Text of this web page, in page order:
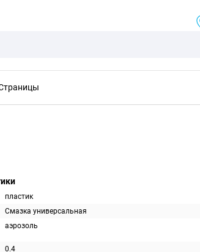
пластик
Смазка универсальная
аэрозоль
0.4